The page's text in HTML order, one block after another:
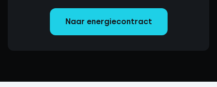
Naar energiecontract